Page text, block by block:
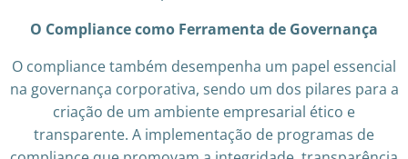
O Compliance como Ferramenta de Governança
O compliance também desempenha um papel essencial
na governança corporativa, sendo um dos pilares para a
criação de um ambiente empresarial ético e
transparente. A implementação de programas de